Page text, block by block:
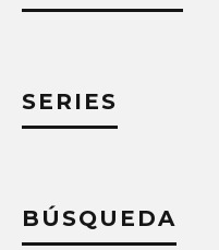
SERIES
BÚSQUEDA